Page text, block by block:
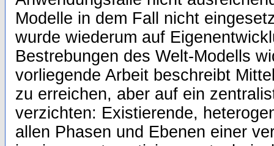
Modelle in dem Fall nicht
wurde wiederum auf
Bestrebungen des Welt-Modells
vorliegende Arbeit beschreibt
zu erreichen, aber auf ein
verzichten: Existierende,
allen Phasen und Ebenen einer